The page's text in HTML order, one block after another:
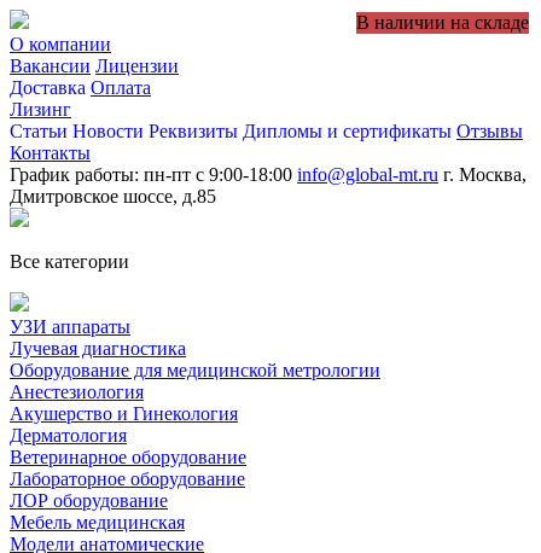
О компании
Вакансии Лицензии
Доставка Оплата
Лизинг
Статьи Новости Реквизиты Дипломы и сертификаты Отзывы
Контакты
График работы: пн-пт с 9:00-18:00 info@global-mt.ru г. Москва,
Дмитровское шоссе, д.85
Все категории
УЗИ аппараты
Лучевая диагностика
Оборудование для медицинской метрологии
Анестезиология
Акушерство и Гинекология
Дерматология
Ветеринарное оборудование
Лабораторное оборудование
ЛОР оборудование
Мебель медицинская
Модели анатомические
В наличии на складе